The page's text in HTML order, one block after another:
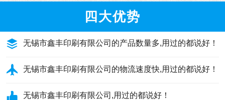
四大优势
无锡市鑫丰印刷有限公司的产品数量多,用过的都说好！
无锡市鑫丰印刷有限公司的物流速度快,用过的都说好！
无锡市鑫丰印刷有限公司,用过的都说好！